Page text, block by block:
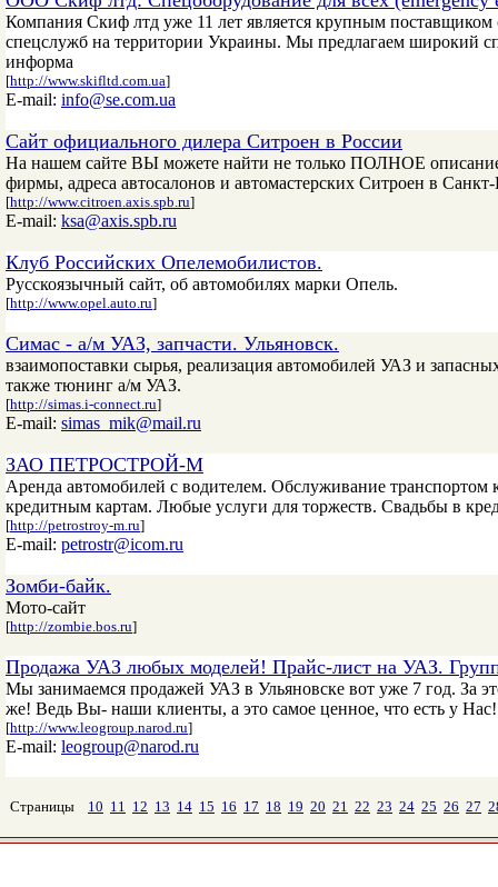
Компания Скиф лтд уже 11 лет является крупным
спецслужб на территории Украины. Мы предлагаем широкий
информа
[http://www.skifltd.com.ua]
E-mail: info@se.com.ua
Сайт официального дилера Ситроен в России
На нашем сайте ВЫ можете найти не только ПОЛНОЕ
фирмы, адреса автосалонов и автомастерских Ситроен в Санкт-
[http://www.citroen.axis.spb.ru]
E-mail: ksa@axis.spb.ru
Клуб Российских Опелемобилистов.
Русскоязычный сайт, об автомобилях марки Опель.
[http://www.opel.auto.ru]
Симас - а/м УАЗ, запчасти. Ульяновск.
взаимопоставки сырья, реализация автомобилей УАЗ и
также тюнинг а/м УАЗ.
[http://simas.i-connect.ru]
E-mail: simas_mik@mail.ru
ЗАО ПЕТРОСТРОЙ-М
Аренда автомобилей с водителем. Обслуживание
кредитным картам. Любые услуги для торжеств. Свадьбы в
[http://petrostroy-m.ru]
E-mail: petrostr@icom.ru
Зомби-байк.
Мото-сайт
[http://zombie.bos.ru]
Продажа УАЗ любых моделей! Прайс-лист на УАЗ.
Мы занимаемся продажей УАЗ в Ульяновске вот уже 7 год. За
же! Ведь Вы- наши клиенты, а это самое ценное, что есть у Нас!
[http://www.leogroup.narod.ru]
E-mail: leogroup@narod.ru
Страницы 10 11 12 13 14 15 16 17 18 19 20 21 22 23 24 25 26 27